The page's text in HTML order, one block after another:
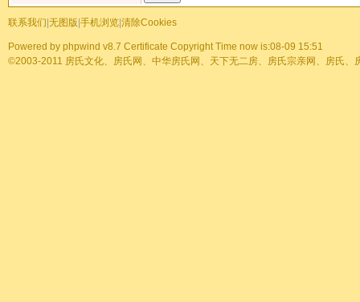
联系我们|无图版|手机浏览|清除Cookies
Powered by phpwind v8.7 Certificate Copyright Time now is:08-09 15:51
©2003-2011 房氏文化、房氏网、中华房氏网、天下无二房、房氏宗亲网、房氏、